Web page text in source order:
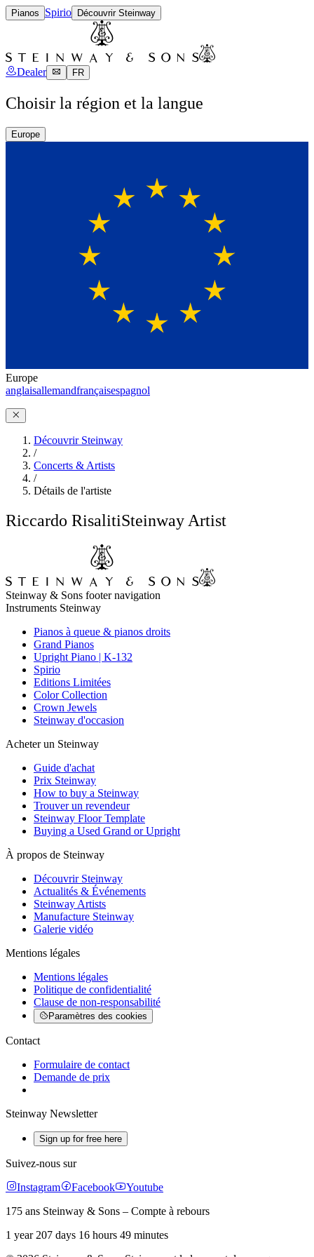
Pianos Spirio Découvrir Steinway
Dealer FR
Choisir la région et la langue
Europe
Europe
anglaisallemandfrançaisespagnol
Découvrir Steinway
/
Concerts & Artists
/
Détails de l'artiste
Riccardo RisalitiSteinway Artist
Steinway & Sons footer navigation
Instruments Steinway
Pianos à queue & pianos droits
Grand Pianos
Upright Piano | K-132
Spirio
Editions Limitées
Color Collection
Crown Jewels
Steinway d'occasion
Acheter un Steinway
Guide d'achat
Prix Steinway
How to buy a Steinway
Trouver un revendeur
Steinway Floor Template
Buying a Used Grand or Upright
À propos de Steinway
Découvrir Steinway
Actualités & Événements
Steinway Artists
Manufacture Steinway
Galerie vidéo
Mentions légales
Mentions légales
Politique de confidentialité
Clause de non-responsabilité
Paramètres des cookies
Contact
Formulaire de contact
Demande de prix
Steinway Newsletter
Sign up for free here
Suivez-nous sur
Instagram
Facebook
Youtube
175 ans Steinway & Sons – Compte à rebours
1 year 207 days 16 hours 49 minutes